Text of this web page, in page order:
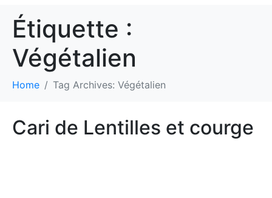
Étiquette :
Végétalien
Home Tag Archives: Végétalien
Cari de Lentilles et courge